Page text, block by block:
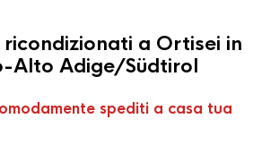
a Ortisei in
Alto Adige/Südtirol
spediti a casa tua